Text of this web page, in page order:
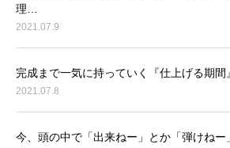
理…
2021.07.9
完成まで一気に持っていく『仕上げる期
2021.07.8
今、頭の中で「出来ねー」とか「弾けねー